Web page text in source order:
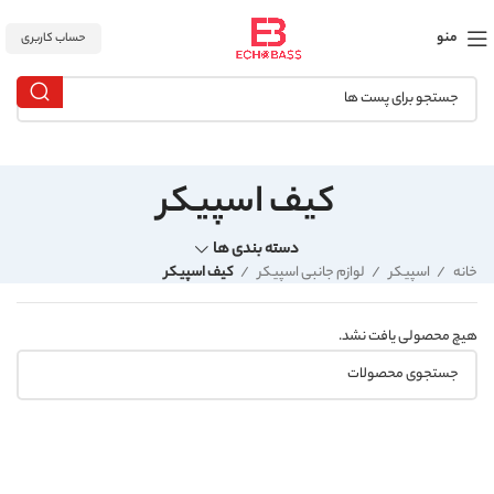
منو حساب کاربری
کیف اسپیکر
دسته بندی ها
خانه اسپیکر لوازم جانبی اسپیکر کیف اسپیکر
هیچ محصولی یافت نشد.